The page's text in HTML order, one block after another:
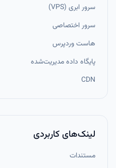
سرور ابری (VPS)
سرور اختصاصی
هاست وردپرس
پایگاه داده مدیریت‌شده
CDN
لینک‌های کاربردی
مستندات